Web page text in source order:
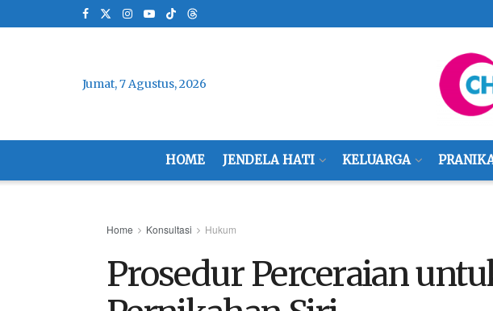
Jumat, 7 Agustus, 2026
HOME JENDELA HATI KELUARGA
Home Konsultasi Hukum
Prosedur Perceraian